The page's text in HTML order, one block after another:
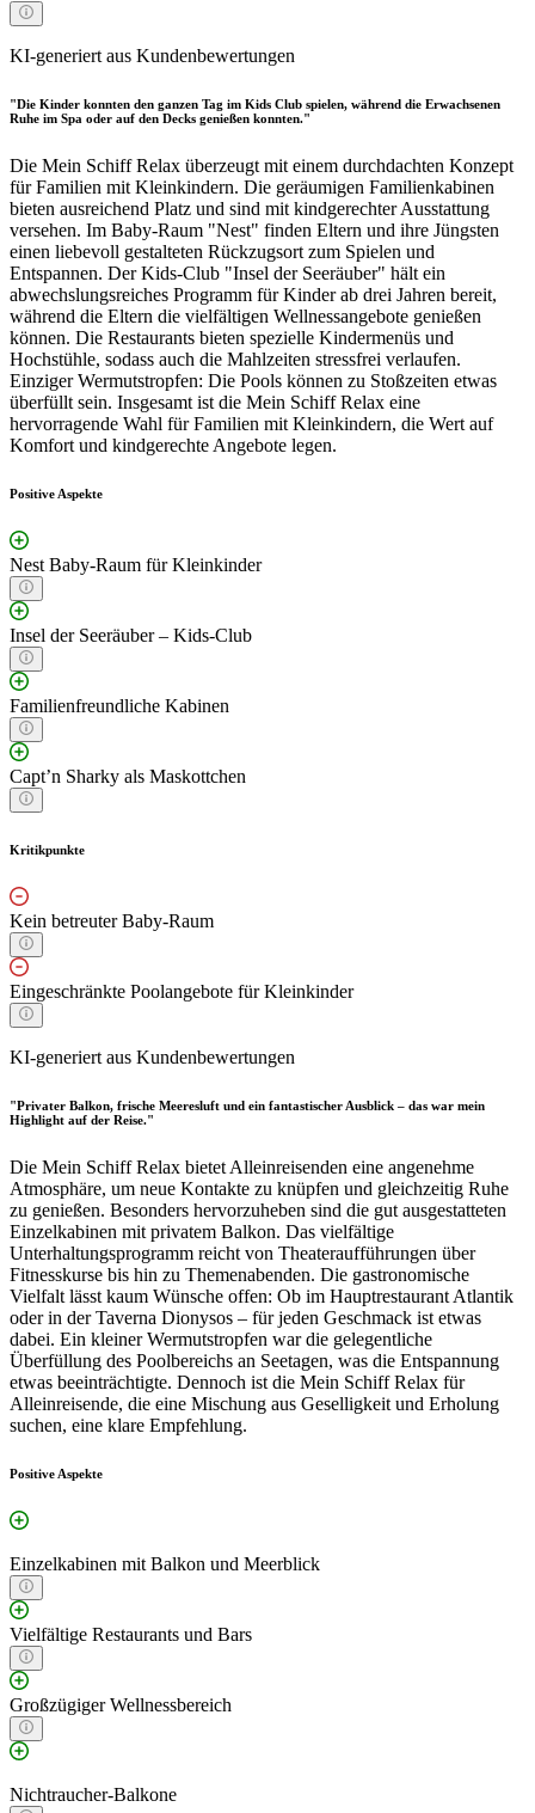
KI-generiert aus Kundenbewertungen
"Die Kinder konnten den ganzen Tag im Kids Club spielen, während die Erwachsenen
Ruhe im Spa oder auf den Decks genießen konnten."
Die Mein Schiff Relax überzeugt mit einem durchdachten Konzept
für Familien mit Kleinkindern. Die geräumigen Familienkabinen
bieten ausreichend Platz und sind mit kindgerechter Ausstattung
versehen. Im Baby-Raum "Nest" finden Eltern und ihre Jüngsten
einen liebevoll gestalteten Rückzugsort zum Spielen und
Entspannen. Der Kids-Club "Insel der Seeräuber" hält ein
abwechslungsreiches Programm für Kinder ab drei Jahren bereit,
während die Eltern die vielfältigen Wellnessangebote genießen
können. Die Restaurants bieten spezielle Kindermenüs und
Hochstühle, sodass auch die Mahlzeiten stressfrei verlaufen.
Einziger Wermutstropfen: Die Pools können zu Stoßzeiten etwas
überfüllt sein. Insgesamt ist die Mein Schiff Relax eine
hervorragende Wahl für Familien mit Kleinkindern, die Wert auf
Komfort und kindgerechte Angebote legen.
Positive Aspekte
Nest Baby-Raum für Kleinkinder
Insel der Seeräuber – Kids-Club
Familienfreundliche Kabinen
Capt’n Sharky als Maskottchen
Kritikpunkte
Kein betreuter Baby-Raum
Eingeschränkte Poolangebote für Kleinkinder
KI-generiert aus Kundenbewertungen
"Privater Balkon, frische Meeresluft und ein fantastischer Ausblick – das war mein
Highlight auf der Reise."
Die Mein Schiff Relax bietet Alleinreisenden eine angenehme
Atmosphäre, um neue Kontakte zu knüpfen und gleichzeitig Ruhe
zu genießen. Besonders hervorzuheben sind die gut ausgestatteten
Einzelkabinen mit privatem Balkon. Das vielfältige
Unterhaltungsprogramm reicht von Theateraufführungen über
Fitnesskurse bis hin zu Themenabenden. Die gastronomische
Vielfalt lässt kaum Wünsche offen: Ob im Hauptrestaurant Atlantik
oder in der Taverna Dionysos – für jeden Geschmack ist etwas
dabei. Ein kleiner Wermutstropfen war die gelegentliche
Überfüllung des Poolbereichs an Seetagen, was die Entspannung
etwas beeinträchtigte. Dennoch ist die Mein Schiff Relax für
Alleinreisende, die eine Mischung aus Geselligkeit und Erholung
suchen, eine klare Empfehlung.
Positive Aspekte
Einzelkabinen mit Balkon und Meerblick
Vielfältige Restaurants und Bars
Großzügiger Wellnessbereich
Nichtraucher-Balkone